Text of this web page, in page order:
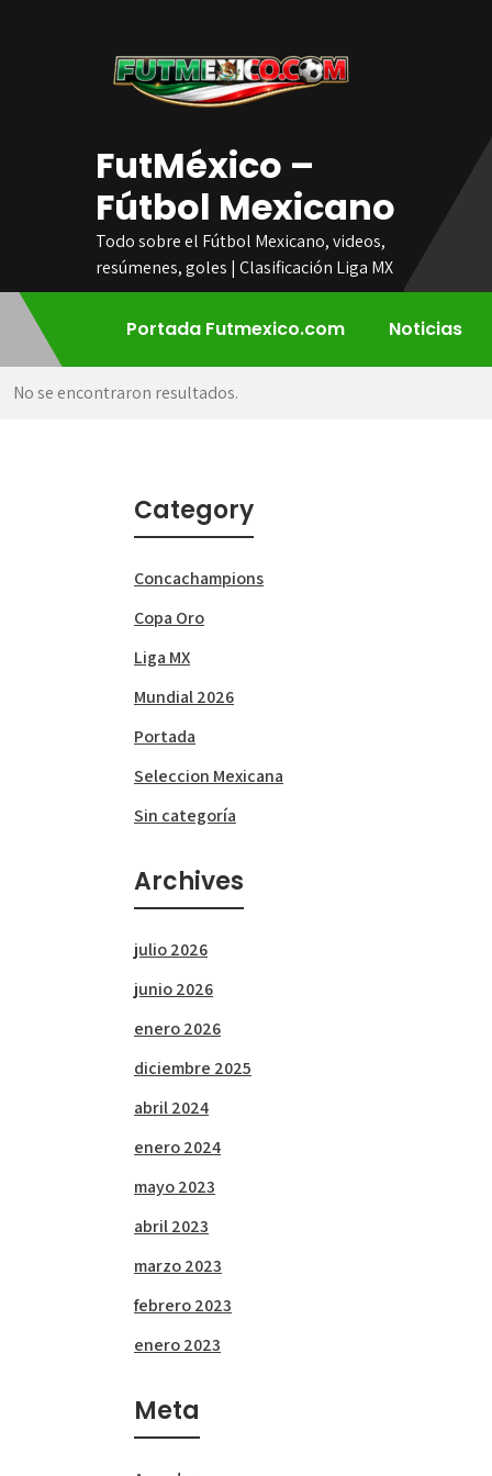
FutMéxico –
Fútbol Mexicano
Todo sobre el Fútbol Mexicano, videos,
resúmenes, goles | Clasificación Liga MX
Portada Futmexico.com Noticias
No se encontraron resultados.
Category
Concachampions
Copa Oro
Liga MX
Mundial 2026
Portada
Seleccion Mexicana
Sin categoría
Archives
julio 2026
junio 2026
enero 2026
diciembre 2025
abril 2024
enero 2024
mayo 2023
abril 2023
marzo 2023
febrero 2023
enero 2023
Meta